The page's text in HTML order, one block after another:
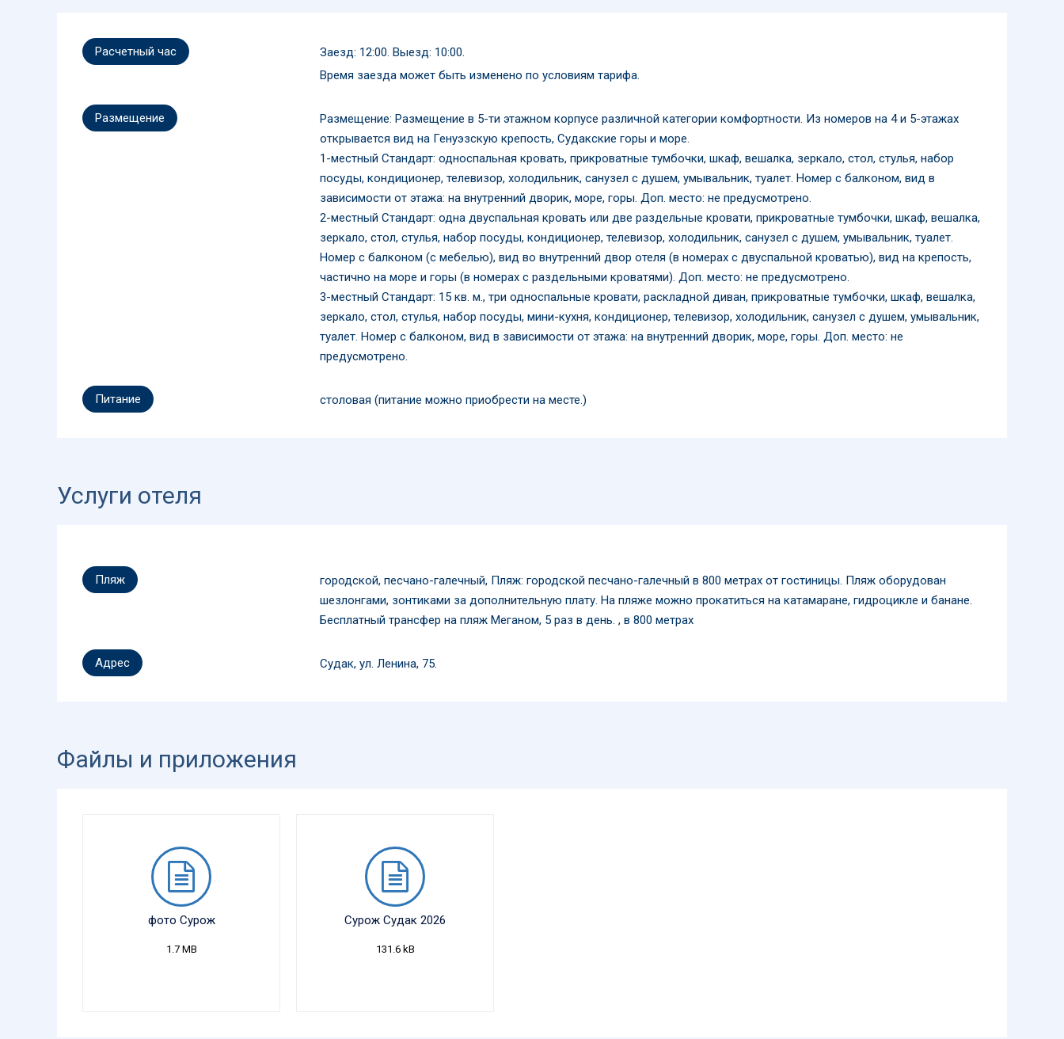
Расчетный час
Заезд: 12:00. Выезд: 10:00.
Время заезда может быть изменено по условиям тарифа.
Размещение
Размещение: Размещение в 5-ти этажном корпусе различной категории комфортности. Из номеров на 4 и 5-этажах
открывается вид на Генуэзскую крепость, Судакские горы и море.
1-местный Стандарт: односпальная кровать, прикроватные тумбочки, шкаф, вешалка, зеркало, стол, стулья, набор
посуды, кондиционер, телевизор, холодильник, санузел с душем, умывальник, туалет. Номер с балконом, вид в
зависимости от этажа: на внутренний дворик, море, горы. Доп. место: не предусмотрено.
2-местный Стандарт: одна двуспальная кровать или две раздельные кровати, прикроватные тумбочки, шкаф, вешалка,
зеркало, стол, стулья, набор посуды, кондиционер, телевизор, холодильник, санузел с душем, умывальник, туалет.
Номер с балконом (с мебелью), вид во внутренний двор отеля (в номерах с двуспальной кроватью), вид на крепость,
частично на море и горы (в номерах с раздельными кроватями). Доп. место: не предусмотрено.
3-местный Стандарт: 15 кв. м., три односпальные кровати, раскладной диван, прикроватные тумбочки, шкаф, вешалка,
зеркало, стол, стулья, набор посуды, мини-кухня, кондиционер, телевизор, холодильник, санузел с душем, умывальник,
туалет. Номер с балконом, вид в зависимости от этажа: на внутренний дворик, море, горы. Доп. место: не
предусмотрено.
Питание столовая (питание можно приобрести на месте.)
Услуги отеля
Пляж
городской, песчано-галечный, Пляж: городской песчано-галечный в 800 метрах от гостиницы. Пляж оборудован
шезлонгами, зонтиками за дополнительную плату. На пляже можно прокатиться на катамаране, гидроцикле и банане.
Бесплатный трансфер на пляж Меганом, 5 раз в день. , в 800 метрах
Адрес Судак, ул. Ленина, 75.
Файлы и приложения
фото Сурож
1.7 MB
Сурож Судак 2026
131.6 kB